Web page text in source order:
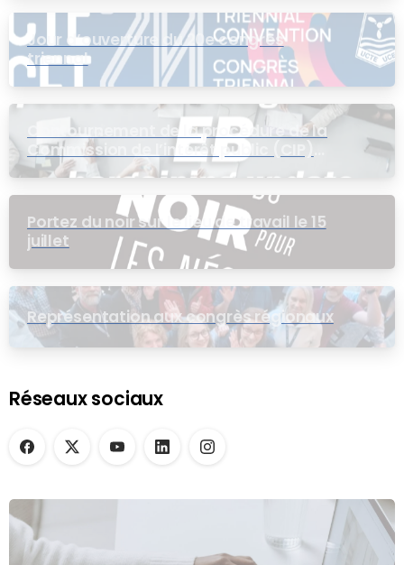
Jour d’ouverture du 20e congrès
triennal
Contournement de la procédure de la
Commission de l’intérêt public (CIP)
pour le groupe EB
Portez du noir sur le lieu de travail le 15
juillet
Représentation aux congrès régionaux
Réseaux sociaux